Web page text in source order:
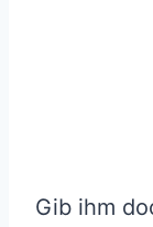
Gib ihm